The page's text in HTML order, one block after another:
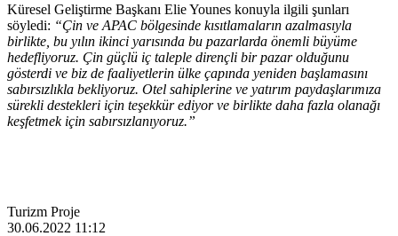
Küresel Geliştirme Başkanı Elie Younes konuyla ilgili şunları
söyledi: “Çin ve APAC bölgesinde kısıtlamaların azalmasıyla
birlikte, bu yılın ikinci yarısında bu pazarlarda önemli büyüme
hedefliyoruz. Çin güçlü iç taleple dirençli bir pazar olduğunu
gösterdi ve biz de faaliyetlerin ülke çapında yeniden başlamasını
sabırsızlıkla bekliyoruz. Otel sahiplerine ve yatırım paydaşlarımıza
sürekli destekleri için teşekkür ediyor ve birlikte daha fazla olanağı
keşfetmek için sabırsızlanıyoruz.”
Turizm Proje
30.06.2022 11:12